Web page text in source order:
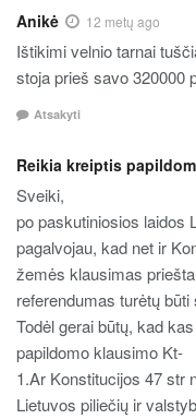
Anikė 12 metų ago
Ištikimi velnio tarnai
stoja prieš savo 320000
Atsakyti
Reikia kreiptis
Sveiki,
po paskutiniosios laidos
pagalvojau, kad net ir
žemės klausimas
referendumas turėtų
Todėl gerai būtų, kad
papildomo klausimo Kt-
1.Ar Konstitucijos 47 str
Lietuvos piliečių ir